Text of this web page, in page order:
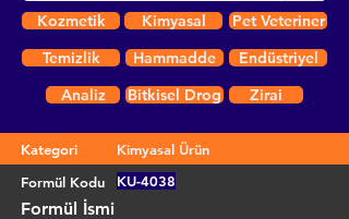
Kozmetik Kimyasal
Pet Veteriner
Temizlik
Hammadde
Endüstriyel
Analiz
Bitkisel Drog Zirai
Kategori
Kimyasal Ürün
Formül Kodu
KU-4038
Formül İsmi